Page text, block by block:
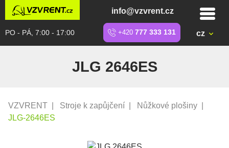
info@vzvrent.cz
PO - PÁ, 7:00 - 17:00 +420 777 333 131 cz
JLG 2646ES
VZVRENT Stroje k zapůjčení Nůžkové plošiny
JLG-2646ES